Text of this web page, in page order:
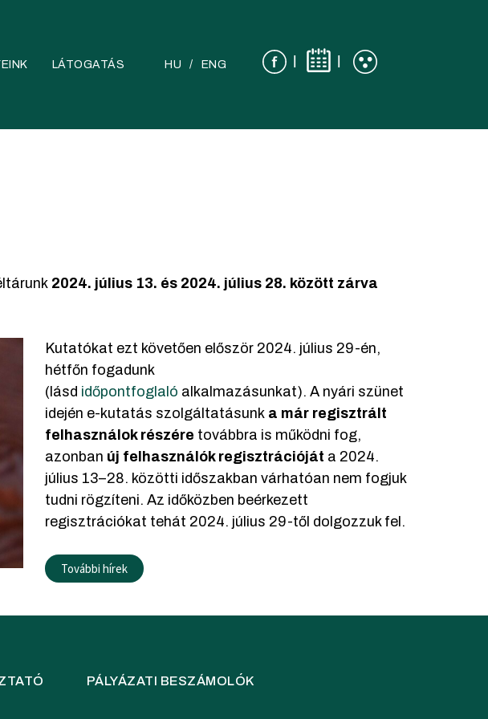
LÁTOGATÁS HU ENG | |
2024. július 13. és 2024. július 28. között zárva
Kutatókat ezt követően először 2024. július 29-én,
hétfőn fogadunk
(lásd időpontfoglaló alkalmazásunkat). A nyári szünet
idején e-kutatás szolgáltatásunk a már regisztrált
felhasználok részére továbbra is működni fog,
azonban új felhasználók regisztrációját a 2024.
július 13–28. közötti időszakban várhatóan nem fogjuk
tudni rögzíteni. Az időközben beérkezett
regisztrációkat tehát 2024. július 29-től dolgozzuk fel.
További hírek
PÁLYÁZATI BESZÁMOLÓK